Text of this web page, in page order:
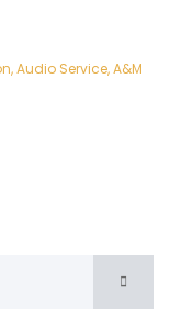
Audio Service, A&M